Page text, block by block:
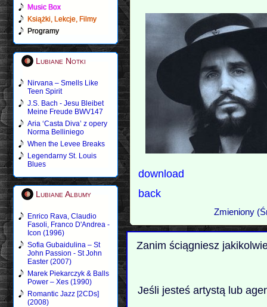
Music Box
Książki, Lekcje, Filmy
Programy
Lubiane Notki
Nirvana – Smells Like
Teen Spirit
J.S. Bach - Jesu Bleibet
Meine Freude BWV147
Aria ‘Casta Diva’ z opery
Norma Belliniego
When the Levee Breaks
Legendarny St. Louis
Blues
Lubiane Albumy
Enrico Rava, Claudio
Fasoli, Franco D'Andrea -
Icon (1996)
Sofia Gubaidulina – St
John Passion - St John
Easter (2007)
Marek Piekarczyk & Balls
Power – Xes (1990)
Romantic Jazz [2CDs]
(2008)
download
back
Zmieniony
Zanim ściągniesz
Jeśli jesteś artystą lub